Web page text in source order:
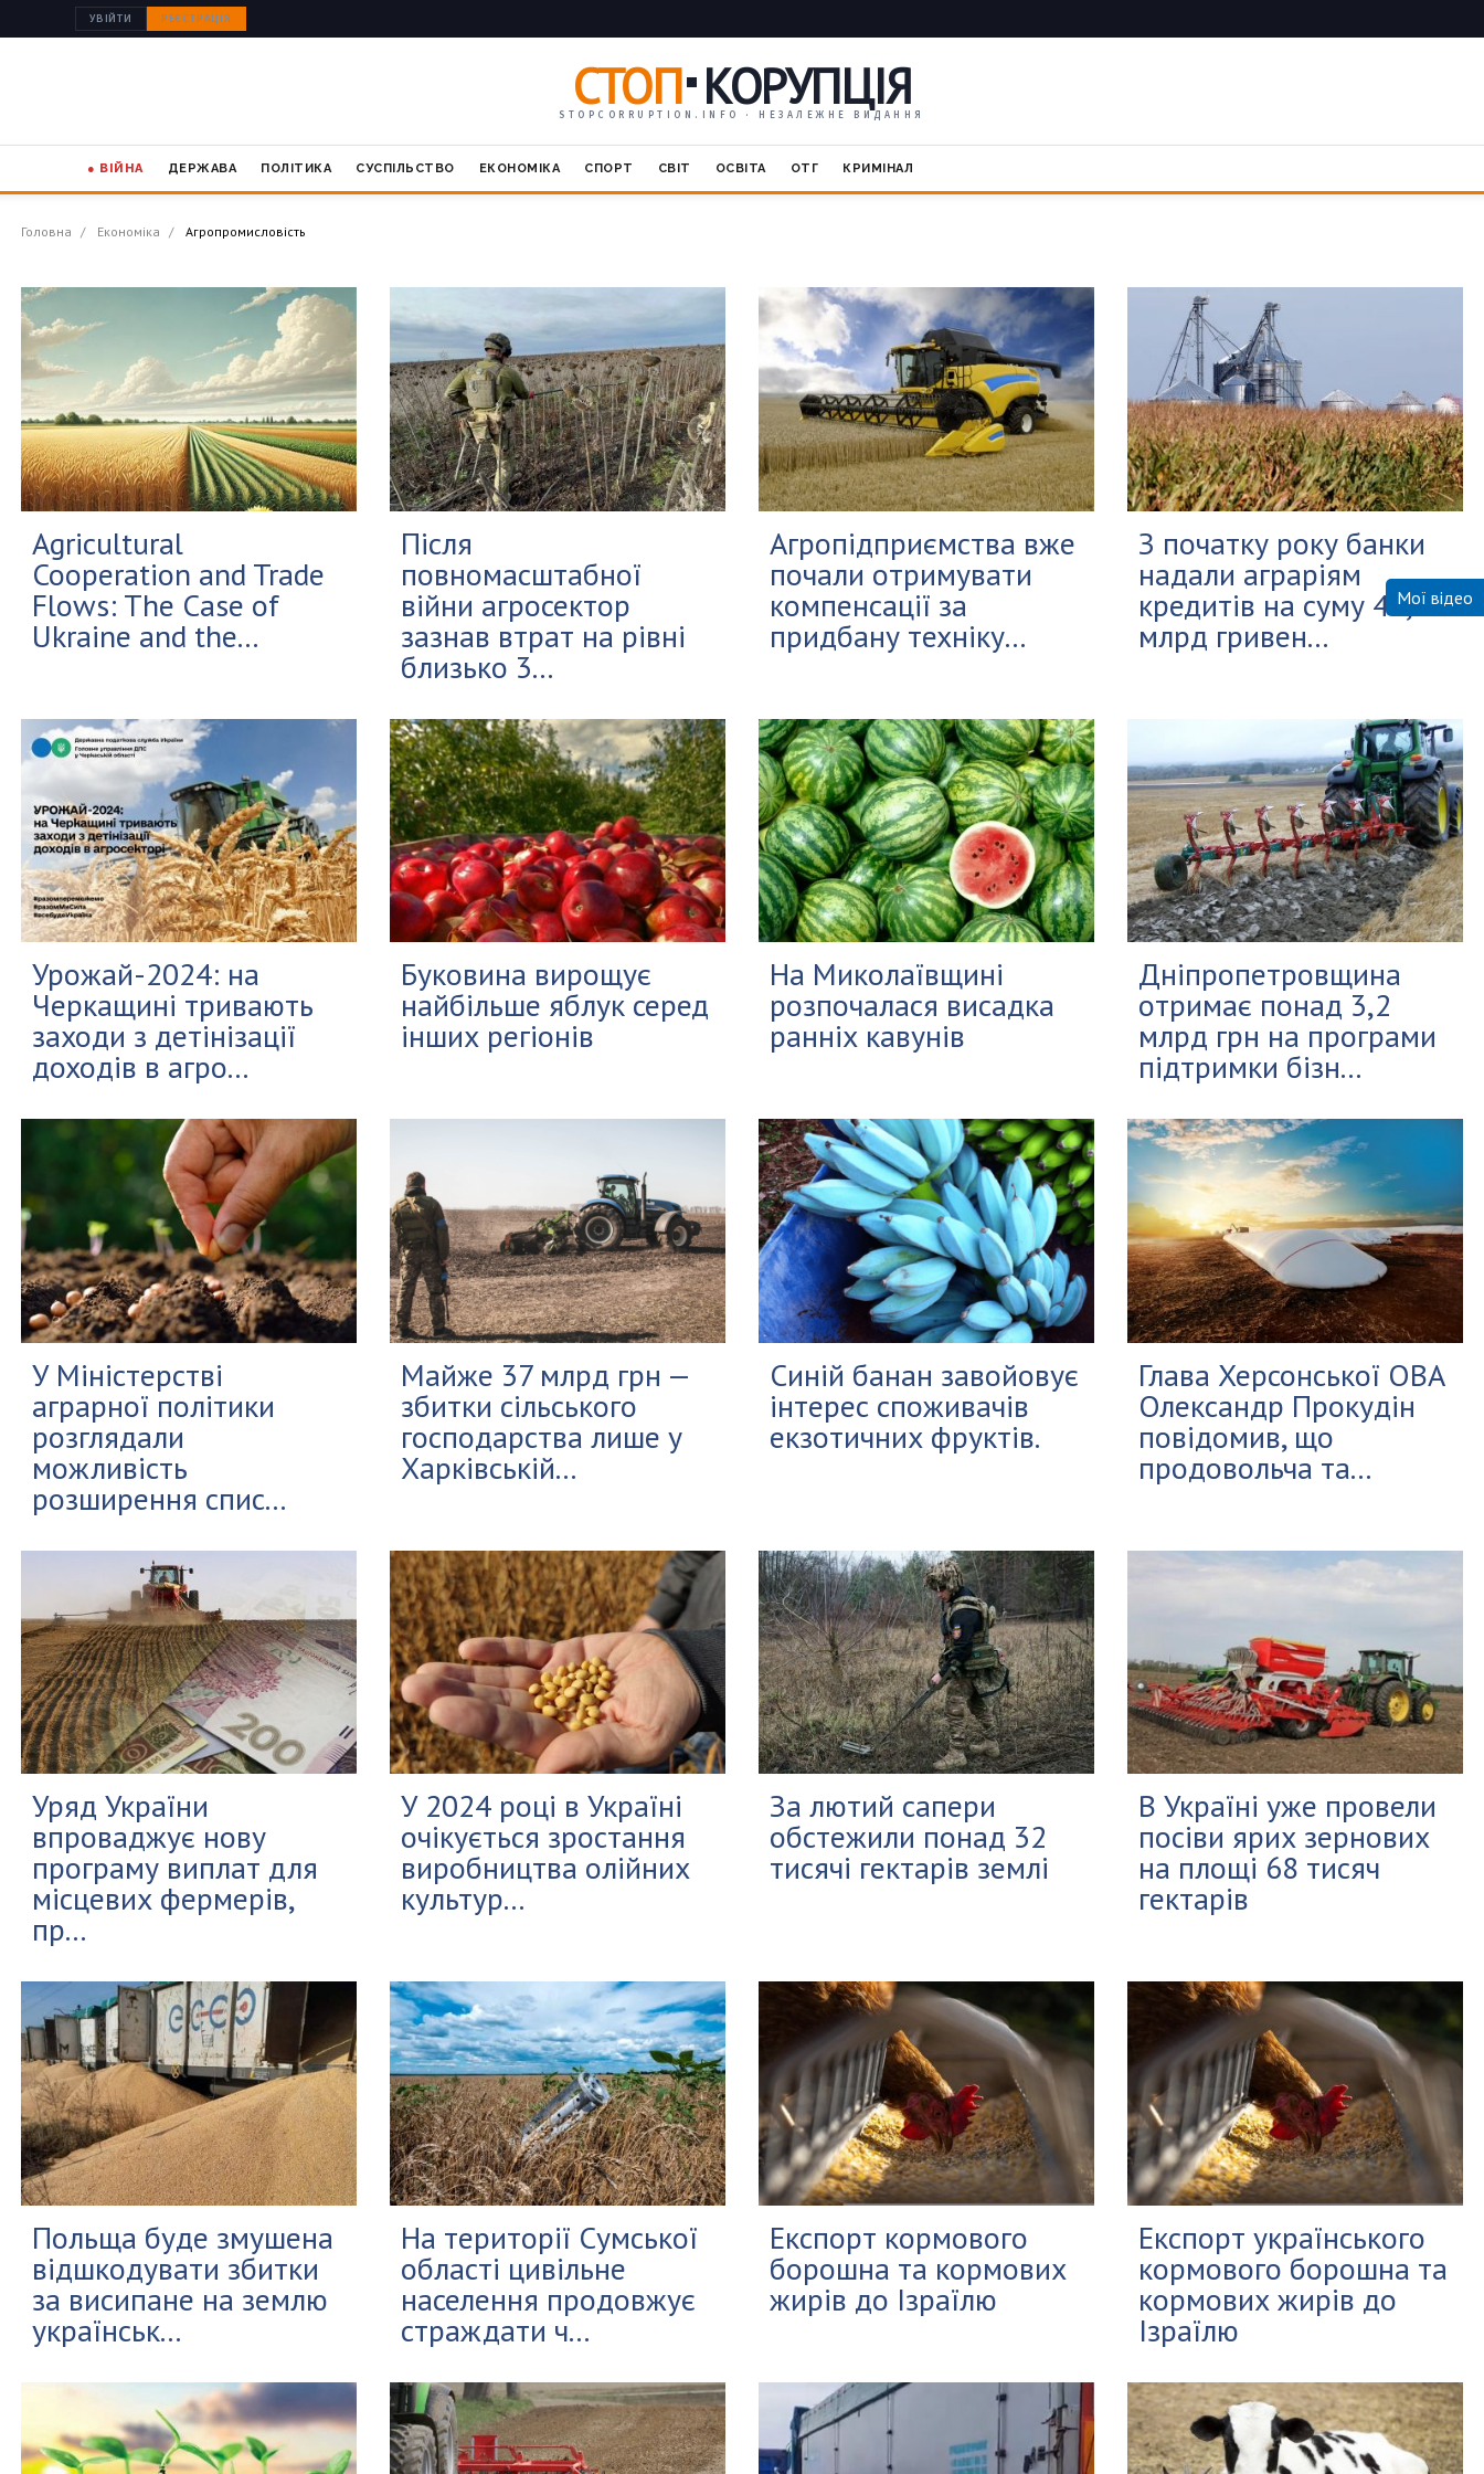
УВІЙТИ РЕЄСТРАЦІЯ
СТОП КОРУПЦІЯ
STOPCORRUPTION.INFO · НЕЗАЛЕЖНЕ ВИДАННЯ
● ВІЙНА ДЕРЖАВА ПОЛІТИКА СУСПІЛЬСТВО ЕКОНОМІКА СПОРТ СВІТ ОСВІТА ОТГ КРИМІНАЛ
Головна Економіка Агропромисловість
Agricultural
Cooperation and Trade
Flows: The Case of
Ukraine and the...
Після
повномасштабної
війни агросектор
зазнав втрат на рівні
близько 3...
Агропідприємства вже
почали отримувати
компенсації за
придбану техніку...
З початку року банки
надали аграріям
кредитів на суму 45,6
млрд гривен...
Урожай-2024: на
Черкащині тривають
заходи з детінізації
доходів в агро...
Буковина вирощує
найбільше яблук серед
інших регіонів
На Миколаївщині
розпочалася висадка
ранніх кавунів
Дніпропетровщина
отримає понад 3,2
млрд грн на програми
підтримки бізн...
У Міністерстві
аграрної політики
розглядали
можливість
розширення спис...
Майже 37 млрд грн —
збитки сільського
господарства лише у
Харківській...
Синій банан завойовує
інтерес споживачів
екзотичних фруктів.
Глава Херсонської ОВА
Олександр Прокудін
повідомив, що
продовольча та...
Уряд України
впроваджує нову
програму виплат для
місцевих фермерів,
пр...
У 2024 році в Україні
очікується зростання
виробництва олійних
культур...
За лютий сапери
обстежили понад 32
тисячі гектарів землі
В Україні уже провели
посіви ярих зернових
на площі 68 тисяч
гектарів
Польща буде змушена
відшкодувати збитки
за висипане на землю
українськ...
На території Сумської
області цивільне
населення продовжує
страждати ч...
Експорт кормового
борошна та кормових
жирів до Ізраїлю
Експорт українського
кормового борошна та
кормових жирів до
Ізраїлю
Мої відео